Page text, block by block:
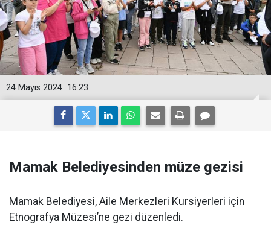
16:23
24 Mayıs 2024
Mamak Belediyesinden müze gezisi
Mamak Belediyesi, Aile Merkezleri Kursiyerleri için
Etnografya Müzesi’ne gezi düzenledi.